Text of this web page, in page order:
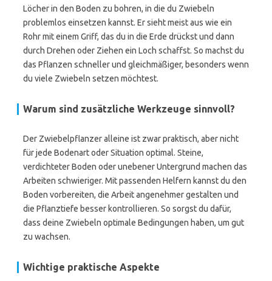
Löcher in den Boden zu bohren, in die du Zwiebeln
problemlos einsetzen kannst. Er sieht meist aus wie ein
Rohr mit einem Griff, das du in die Erde drückst und dann
durch Drehen oder Ziehen ein Loch schaffst. So machst du
das Pflanzen schneller und gleichmäßiger, besonders wenn
du viele Zwiebeln setzen möchtest.
Warum sind zusätzliche Werkzeuge sinnvoll?
Der Zwiebelpflanzer alleine ist zwar praktisch, aber nicht
für jede Bodenart oder Situation optimal. Steine,
verdichteter Boden oder unebener Untergrund machen das
Arbeiten schwieriger. Mit passenden Helfern kannst du den
Boden vorbereiten, die Arbeit angenehmer gestalten und
die Pflanztiefe besser kontrollieren. So sorgst du dafür,
dass deine Zwiebeln optimale Bedingungen haben, um gut
zu wachsen.
Wichtige praktische Aspekte